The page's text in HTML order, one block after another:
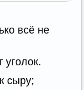
всё не
уголок.
сыру;